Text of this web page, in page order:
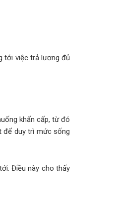
tới việc trả lương đủ
khẩn cấp, từ đó
để duy trì mức sống
Điều này cho thấy